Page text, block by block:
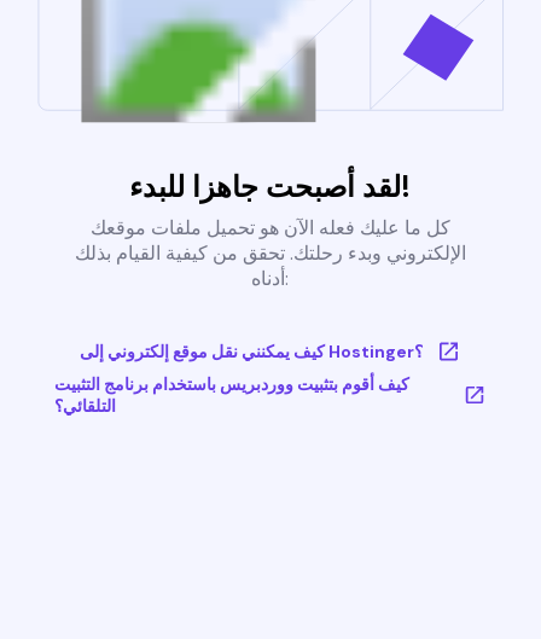
لقد أصبحت جاهزا للبدء!
كل ما عليك فعله الآن هو تحميل ملفات موقعك
الإلكتروني وبدء رحلتك. تحقق من كيفية القيام بذلك
أدناه:
كيف يمكنني نقل موقع إلكتروني إلى Hostinger؟
كيف أقوم بتثبيت ووردبريس باستخدام برنامج التثبيت
التلقائي؟